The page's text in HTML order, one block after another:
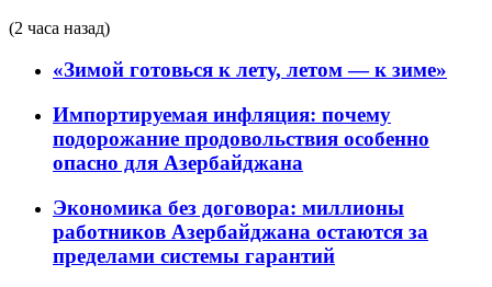
(2 часа назад)
«Зимой готовься к лету, летом — к зиме»
Импортируемая инфляция: почему
подорожание продовольствия особенно
опасно для Азербайджана
Экономика без договора: миллионы
работников Азербайджана остаются за
пределами системы гарантий